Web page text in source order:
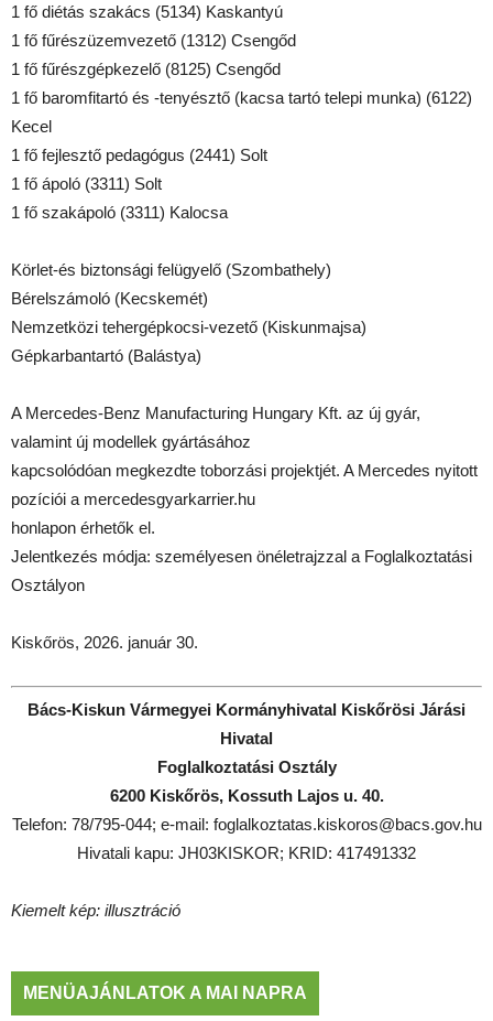
1 fő diétás szakács (5134) Kaskantyú
1 fő fűrészüzemvezető (1312) Csengőd
1 fő fűrészgépkezelő (8125) Csengőd
1 fő baromfitartó és -tenyésztő (kacsa tartó telepi munka) (6122)
Kecel
1 fő fejlesztő pedagógus (2441) Solt
1 fő ápoló (3311) Solt
1 fő szakápoló (3311) Kalocsa
Körlet-és biztonsági felügyelő (Szombathely)
Bérelszámoló (Kecskemét)
Nemzetközi tehergépkocsi-vezető (Kiskunmajsa)
Gépkarbantartó (Balástya)
A Mercedes-Benz Manufacturing Hungary Kft. az új gyár,
valamint új modellek gyártásához
kapcsolódóan megkezdte toborzási projektjét. A Mercedes nyitott
pozíciói a mercedesgyarkarrier.hu
honlapon érhetők el.
Jelentkezés módja: személyesen önéletrajzzal a Foglalkoztatási
Osztályon
Kiskőrös, 2026. január 30.
Bács-Kiskun Vármegyei Kormányhivatal Kiskőrösi Járási
Hivatal
Foglalkoztatási Osztály
6200 Kiskőrös, Kossuth Lajos u. 40.
Telefon: 78/795-044; e-mail: foglalkoztatas.kiskoros@bacs.gov.hu
Hivatali kapu: JH03KISKOR; KRID: 417491332
Kiemelt kép: illusztráció
MENÜAJÁNLATOK A MAI NAPRA